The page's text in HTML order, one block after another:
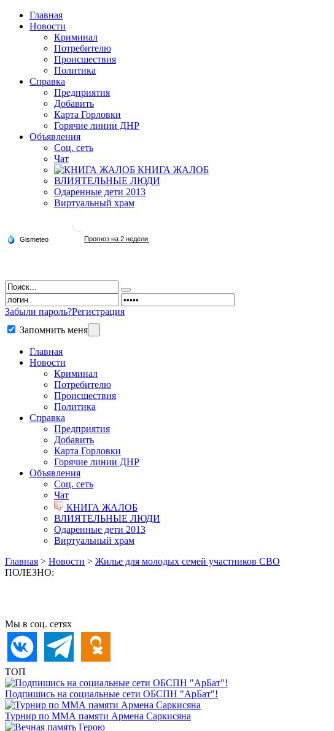
Главная
Новости
Криминал
Потребителю
Происшествия
Политика
Справка
Предприятия
Добавить
Карта Горловки
Горячие линии ДНР
Объявления
Соц. сеть
Чат
КНИГА ЖАЛОБ
ВЛИЯТЕЛЬНЫЕ ЛЮДИ
Одаренные дети 2013
Виртуальный храм
Забыли пароль?Регистрация
Запомнить меня
Главная
Новости
Криминал
Потребителю
Происшествия
Политика
Справка
Предприятия
Добавить
Карта Горловки
Горячие линии ДНР
Объявления
Соц. сеть
Чат
КНИГА ЖАЛОБ
ВЛИЯТЕЛЬНЫЕ ЛЮДИ
Одаренные дети 2013
Виртуальный храм
Главная > Новости > Жилье для молодых семей участников СВО
ПОЛЕЗНО:
Мы в соц. сетях
ТОП
Подпишись на социальные сети ОБСПН "АрБат"!
Турнир по ММА памяти Армена Саркисяна